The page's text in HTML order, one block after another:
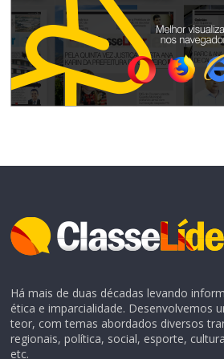
Há mais de duas décadas levando
ética e imparcialidade. Desenvolvemos
teor, com temas abordados diversos
regionais, política, social, esporte,
etc.